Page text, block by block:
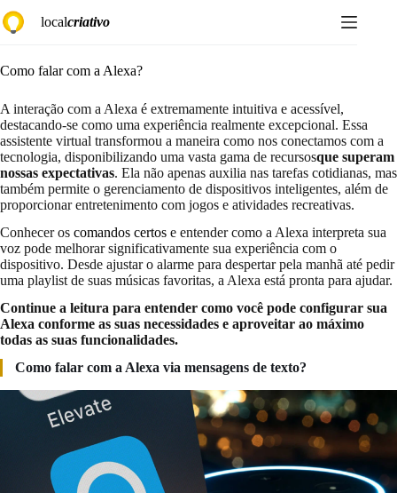
para
localcriativo
Como falar com a Alexa?
A interação com a Alexa é extremamente intuitiva e acessível,
destacando-se como uma experiência realmente excepcional. Essa
assistente virtual transformou a maneira como nos conectamos com a
tecnologia, disponibilizando uma vasta gama de recursosque superam
nossas expectativas. Ela não apenas auxilia nas tarefas cotidianas, mas
também permite o gerenciamento de dispositivos inteligentes, além de
proporcionar entretenimento com jogos e atividades recreativas.
Conhecer os comandos certos e entender como a Alexa interpreta sua
voz pode melhorar significativamente sua experiência com o
dispositivo. Desde ajustar o alarme para despertar pela manhã até pedir
uma playlist de suas músicas favoritas, a Alexa está pronta para ajudar.
Continue a leitura para entender como você pode configurar sua
Alexa conforme as suas necessidades e aproveitar ao máximo
todas as suas funcionalidades.
Como falar com a Alexa via mensagens de texto?